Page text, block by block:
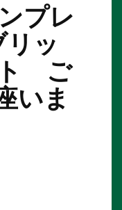
プレ
ッ
ご
いま